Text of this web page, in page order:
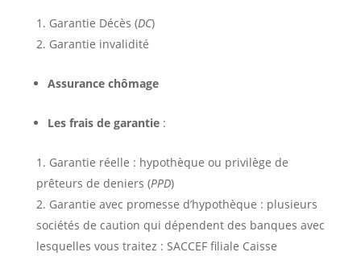
Garantie Décès (DC)
Garantie invalidité
Assurance chômage
Les frais de garantie:
Garantie réelle : hypothèque ou privilège de
prêteurs de deniers (PPD)
Garantie avec promesse d’hypothèque : plusieurs
sociétés de caution qui dépendent des banques avec
lesquelles vous traitez : SACCEF filiale Caisse